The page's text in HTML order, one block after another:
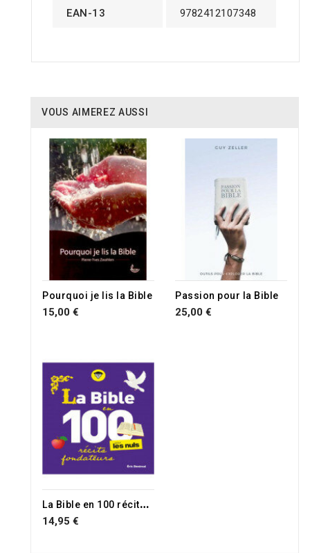
EAN-13 9782412107348
VOUS AIMEREZ AUSSI
Pourquoi je lis la Bible
15,00 €
Passion pour la Bible
25,00 €
L
a Bible en 100 récits fondateurs pour les nuls
14,95 €